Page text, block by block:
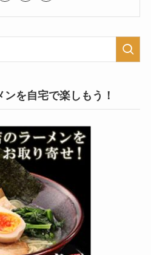
を自宅で楽しもう！